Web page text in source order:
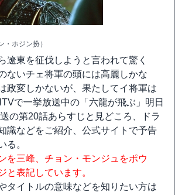
・ホジン扮）
遼東を征伐しようと言われて驚く
ないチェ将軍の頭には高麗しかな
政変しかないが、果たしてイ将軍は
で一挙放送中の「六龍が飛ぶ」明日
の第20話あらすじと見どころ、ドラ
識などをご紹介、公式サイトで予告
る。
を三峰、チョン・モンジュをポウ
と表記しています。
タイトルの意味などを知りたい方は